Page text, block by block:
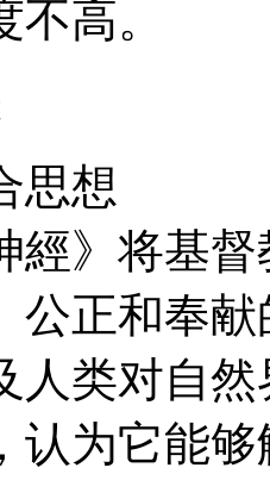
高。
思想
經》将基
公正和奉
人类对自
认为它能